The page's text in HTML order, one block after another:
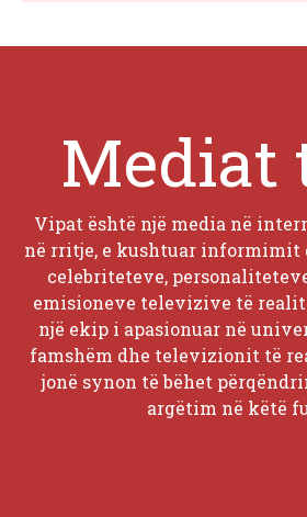
Mediat
Vipat është një media në
në rritje, e kushtuar
celebriteteve,
emisioneve televizive të
një ekip i apasionuar në
famshëm dhe televizionit të
jonë synon të bëhet
argëtim në këtë